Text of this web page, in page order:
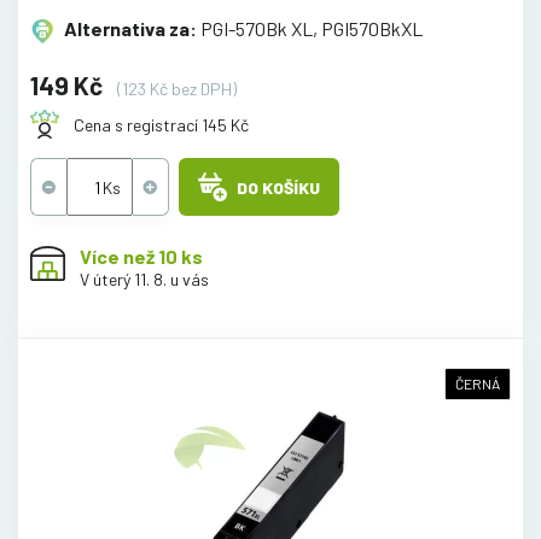
Alternativa za: PGI-570Bk XL, PGI570BkXL
149 Kč
(123 Kč bez DPH)
Cena s registrací 145 Kč
DO KOŠÍKU
Více než 10 ks
V úterý 11. 8. u vás
ČERNÁ